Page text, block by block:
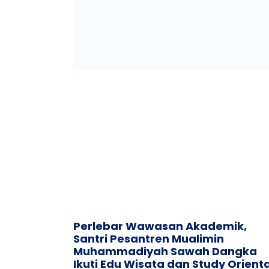
Perlebar Wawasan Akademik,
Santri Pesantren Mualimin
Muhammadiyah Sawah Dangka
Ikuti Edu Wisata dan Study